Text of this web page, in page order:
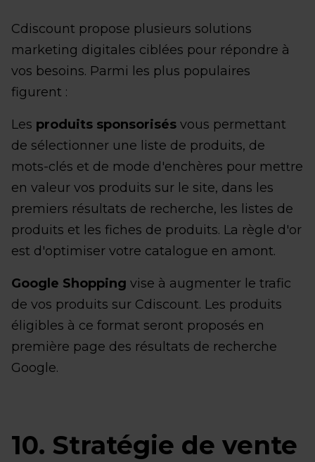
Cdiscount propose plusieurs solutions
marketing digitales ciblées pour répondre à
vos besoins. Parmi les plus populaires
figurent :
Les produits sponsorisés vous permettant
de sélectionner une liste de produits, de
mots-clés et de mode d'enchères pour mettre
en valeur vos produits sur le site, dans les
premiers résultats de recherche, les listes de
produits et les fiches de produits. La règle d'or
est d'optimiser votre catalogue en amont.
Google Shopping vise à augmenter le trafic
de vos produits sur Cdiscount. Les produits
éligibles à ce format seront proposés en
première page des résultats de recherche
Google.
10. Stratégie de vente